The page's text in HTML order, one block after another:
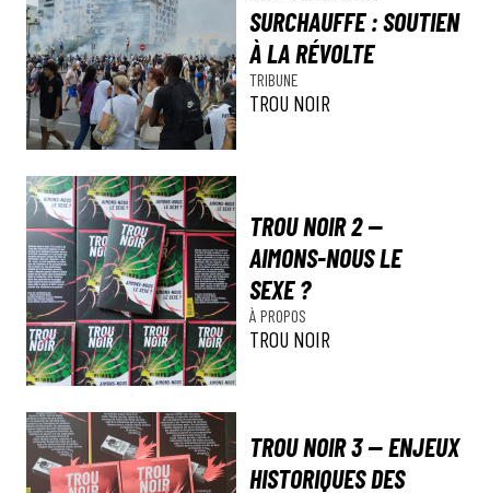
SURCHAUFFE : SOUTIEN
À LA RÉVOLTE
TRIBUNE
TROU NOIR
TROU NOIR 2 —
AIMONS-NOUS LE
SEXE ?
À PROPOS
TROU NOIR
TROU NOIR 3 — ENJEUX
HISTORIQUES DES